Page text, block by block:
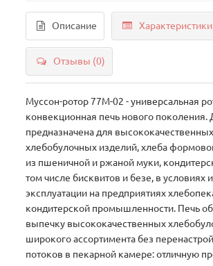
Описание Характеристики
Отзывы (0)
Муссон-ротор 77М-02 - универсальная
конвекционная печь нового поколения.
предназначена для
хлебобулочных изделий, хлеба
из пшеничной и ржаной муки,
том числе бисквитов и безе, в условиях
эксплуатации на предприятиях
кондитерской промышленности. Печь
выпечку высококачественных
широкого ассортимента без
потоков в пекарной камере: отличную